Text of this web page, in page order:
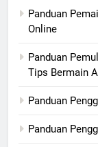
Panduan
Online
Panduan
Tips Bermain
Panduan
Panduan